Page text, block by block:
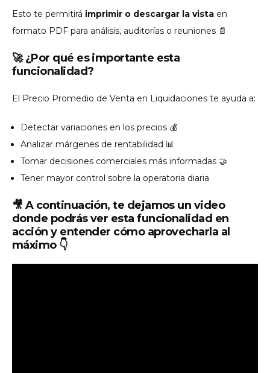
Esto te permitirá imprimir o descargar la vista en
formato PDF para análisis, auditorías o reuniones 📄
🚀 ¿Por qué es importante esta
funcionalidad?
El Precio Promedio de Venta en Liquidaciones te ayuda a:
Detectar variaciones en los precios 💰
Analizar márgenes de rentabilidad 📊
Tomar decisiones comerciales más informadas 🤝
Tener mayor control sobre la operatoria diaria
🎥 A continuación, te dejamos un video
donde podrás ver esta funcionalidad en
acción y entender cómo aprovecharla al
máximo 👇